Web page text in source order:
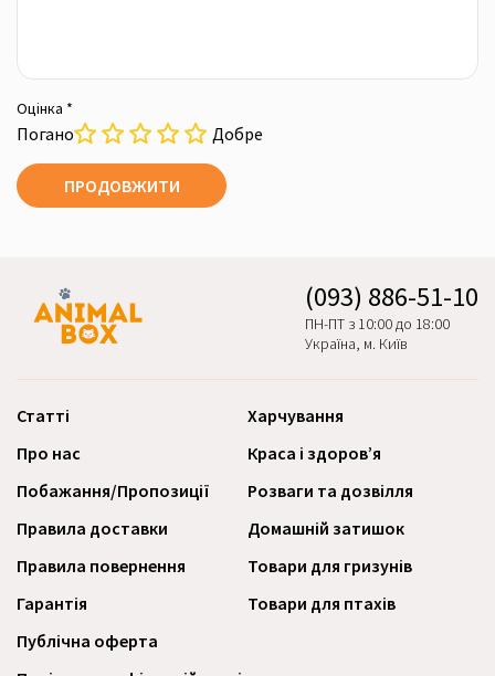
Оцінка *
Погано Добре
ПРОДОВЖИТИ
(093) 886-51-10
ПН-ПТ з 10:00 до 18:00
Україна, м. Київ
Статті
Про нас
Побажання/Пропозиції
Правила доставки
Правила повернення
Гарантія
Публічна оферта
Харчування
Краса і здоров’я
Розваги та дозвілля
Домашній затишок
Товари для гризунів
Товари для птахів